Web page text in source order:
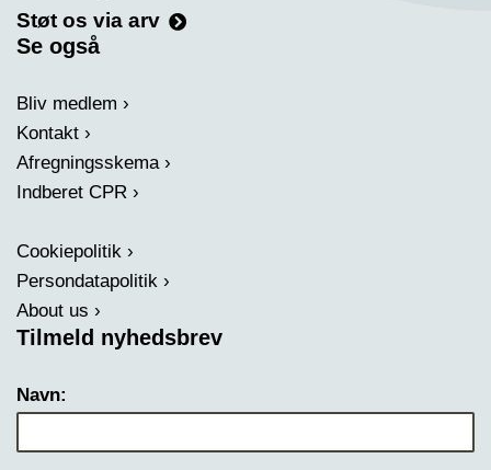
Støt os via arv
Se også
Bliv medlem
Kontakt
Afregningsskema
Indberet CPR
Cookiepolitik
Persondatapolitik
About us
Tilmeld nyhedsbrev
Navn: